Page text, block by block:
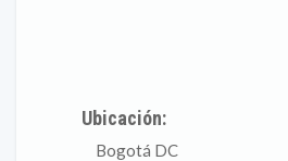
Ubicación:
Bogotá DC